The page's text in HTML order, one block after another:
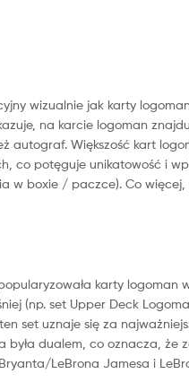
wizualnie jak karty
na karcie logoman
autograf. Większość kart
co potęguje unikatowość i
w boxie / paczce). Co
karty logoman
(np. set Upper Deck
set uznaje się za
była dualem, co oznacza,
LeBrona Jamesa i